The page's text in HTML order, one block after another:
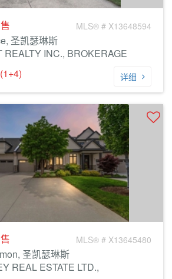
MLS® # X13648594
圣凯瑟琳斯
REALTY INC., BROKERAGE
详细
MLS® # X13645480
圣凯瑟琳斯
REAL ESTATE LTD.,